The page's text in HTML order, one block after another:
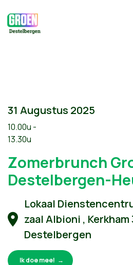
31 Augustus 2025
10.00u -
13.30u
Zomerbrunch
Destelbergen-
Lokaal
zaal Albioni , Kerkham
Destelbergen
Ik doe mee!